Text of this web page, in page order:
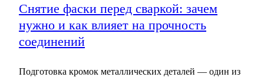
Снятие фаски перед сваркой: зачем
нужно и как влияет на прочность
соединений
Подготовка кромок металлических деталей — один из